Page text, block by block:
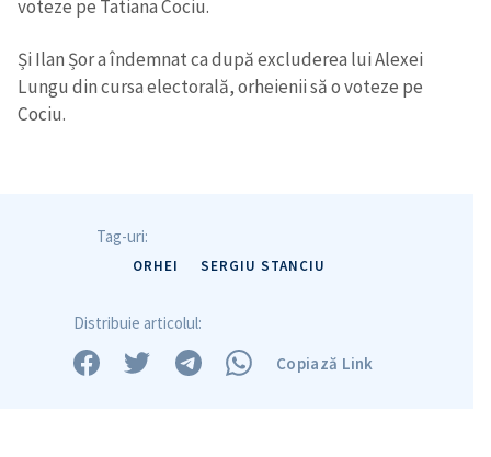
voteze pe Tatiana Cociu.
Și Ilan Șor a îndemnat ca după excluderea lui Alexei
Lungu din cursa electorală, orheienii să o voteze pe
Cociu.
Tag-uri:
ORHEI SERGIU STANCIU
Distribuie articolul:
Copiază Link